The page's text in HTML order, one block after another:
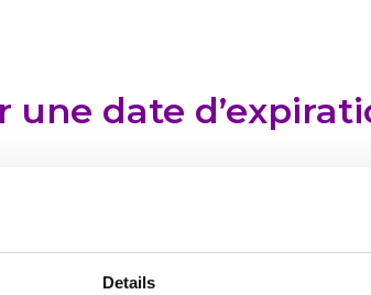
Details
une date
qui expirent automatiquement
détaillée du fonctionnement,